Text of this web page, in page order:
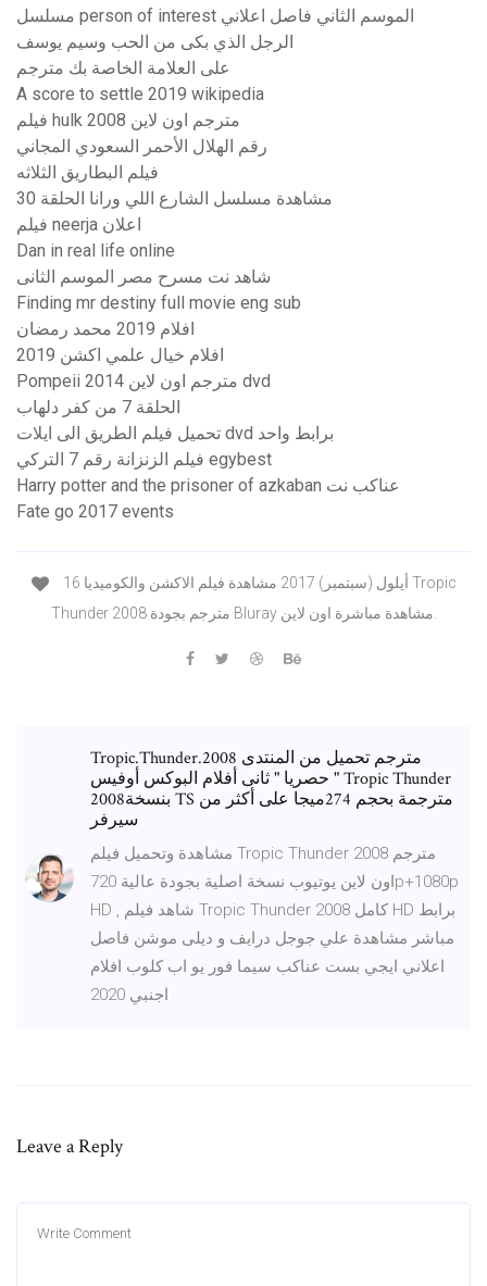
مسلسل person of interest الموسم الثاني فاصل اعلاني
الرجل الذي بكى من الحب وسيم يوسف
على العلامة الخاصة بك مترجم
A score to settle 2019 wikipedia
فيلم hulk 2008 مترجم اون لاين
رقم الهلال الأحمر السعودي المجاني
فيلم البطاريق الثلاثه
مشاهدة مسلسل الشارع اللي ورانا الحلقة 30
فيلم neerja اعلان
Dan in real life online
شاهد نت مسرح مصر الموسم الثانى
Finding mr destiny full movie eng sub
افلام 2019 محمد رمضان
افلام خيال علمي اكشن 2019
Pompeii 2014 مترجم اون لاين dvd
الحلقة 7 من كفر دلهاب
تحميل فيلم الطريق الى ايلات dvd برابط واحد
فيلم الزنزانة رقم 7 التركي egybest
Harry potter and the prisoner of azkaban عناكب نت
Fate go 2017 events
16 أيلول (سبتمبر) 2017 مشاهدة فيلم الاكشن والكوميديا Tropic
Tropic.Thunder.2008 مترجم تحميل من المنتدى
حصريا " ثانى أفلام البوكس أوفيس " Tropic Thunder
2008بنسخة TS مترجمة بحجم 274ميجا على أكثر من
سيرفر
مشاهدة وتحميل فيلم Tropic Thunder 2008 مترجم
اون لاين يوتيوب نسخة اصلية بجودة عالية 720p+1080p
HD , شاهد فيلم Tropic Thunder 2008 كامل HD برابط
مباشر مشاهدة علي جوجل درايف و ديلى موشن فاصل
اعلاني ايجي بست عناكب سيما فور يو اب كلوب افلام
اجنبي 2020
Leave a Reply